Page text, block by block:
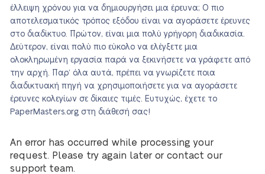
έλλειψη χρόνου για να δημιουργήσει μια έρευνα; Ο πιο
αποτελεσματικός τρόπος εξόδου είναι να αγοράσετε έρευνες
στο διαδίκτυο. Πρώτον, είναι μια πολύ γρήγορη διαδικασία.
Δεύτερον, είναι πολύ πιο εύκολο να ελέγξετε μια
ολοκληρωμένη εργασία παρά να ξεκινήσετε να γράφετε από
την αρχή. Παρ’ όλα αυτά, πρέπει να γνωρίζετε ποια
διαδικτυακή πηγή να χρησιμοποιήσετε για να αγοράσετε
έρευνες κολεγίων σε δίκαιες τιμές. Ευτυχώς, έχετε το
PaperMasters.org στη διάθεσή σας!
An error has occurred while processing your
request. Please try again later or contact our
support team.